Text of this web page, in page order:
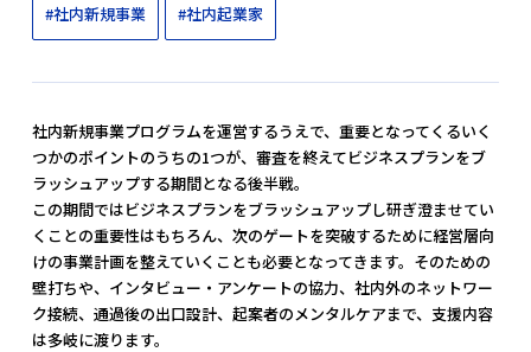
#社内新規事業 #社内起業家
社内新規事業プログラムを運営するうえで、重要となってくるいく
つかのポイントのうちの1つが、審査を終えてビジネスプランをブ
ラッシュアップする期間となる後半戦。
この期間ではビジネスプランをブラッシュアップし研ぎ澄ませてい
くことの重要性はもちろん、次のゲートを突破するために経営層向
けの事業計画を整えていくことも必要となってきます。そのための
壁打ちや、インタビュー・アンケートの協力、社内外のネットワー
ク接続、通過後の出口設計、起案者のメンタルケアまで、支援内容
は多岐に渡ります。